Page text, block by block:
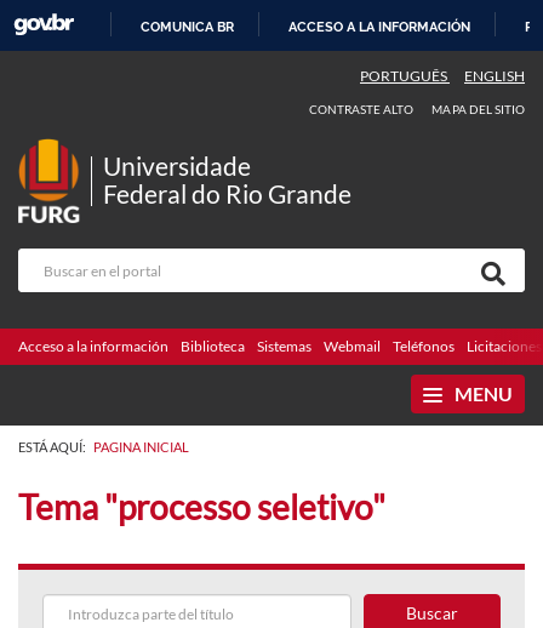
CONTENIDO
COMUNICA BR ACCESO A LA INFORMACIÓN
PORTUGUÊS ENGLISH
CONTRASTE ALTO MAPA DEL SITIO
Universidade
Federal do Rio Grande
Acceso a la información Biblioteca Sistemas Webmail Teléfonos Licitaciones
MENU
ESTÁ AQUÍ: PAGINA INICIAL
Tema "processo seletivo"
Buscar